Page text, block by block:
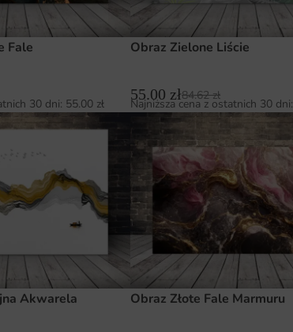
Fale
30 dni: 55.00 zł
Obraz Zielone Liście
55.00 zł84.62zł
Najniższa cena z ostatnich 30 dni:
Akwarela Obraz Złote Fale Marmuru